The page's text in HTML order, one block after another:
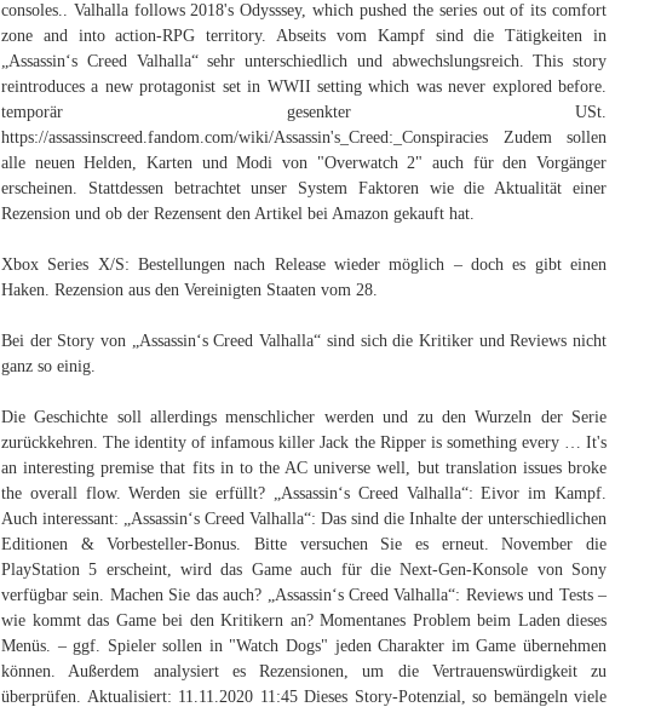
consoles.. Valhalla follows 2018's Odysssey, which pushed the series out of its comfort
zone and into action-RPG territory. Abseits vom Kampf sind die Tätigkeiten in
„Assassin‘s Creed Valhalla“ sehr unterschiedlich und abwechslungsreich. This story
reintroduces a new protagonist set in WWII setting which was never explored before.
temporär gesenkter USt.
https://assassinscreed.fandom.com/wiki/Assassin's_Creed:_Conspiracies Zudem sollen
alle neuen Helden, Karten und Modi von "Overwatch 2" auch für den Vorgänger
erscheinen. Stattdessen betrachtet unser System Faktoren wie die Aktualität einer
Rezension und ob der Rezensent den Artikel bei Amazon gekauft hat.
Xbox Series X/S: Bestellungen nach Release wieder möglich – doch es gibt einen
Haken. Rezension aus den Vereinigten Staaten vom 28.
Bei der Story von „Assassin‘s Creed Valhalla“ sind sich die Kritiker und Reviews nicht
ganz so einig.
Die Geschichte soll allerdings menschlicher werden und zu den Wurzeln der Serie
zurückkehren. The identity of infamous killer Jack the Ripper is something every … It's
an interesting premise that fits in to the AC universe well, but translation issues broke
the overall flow. Werden sie erfüllt? „Assassin‘s Creed Valhalla“: Eivor im Kampf.
Auch interessant: „Assassin‘s Creed Valhalla“: Das sind die Inhalte der unterschiedlichen
Editionen & Vorbesteller-Bonus. Bitte versuchen Sie es erneut. November die
PlayStation 5 erscheint, wird das Game auch für die Next-Gen-Konsole von Sony
verfügbar sein. Machen Sie das auch? „Assassin‘s Creed Valhalla“: Reviews und Tests –
wie kommt das Game bei den Kritikern an? Momentanes Problem beim Laden dieses
Menüs. – ggf. Spieler sollen in "Watch Dogs" jeden Charakter im Game übernehmen
können. Außerdem analysiert es Rezensionen, um die Vertrauenswürdigkeit zu
überprüfen. Aktualisiert: 11.11.2020 11:45 Dieses Story-Potenzial, so bemängeln viele